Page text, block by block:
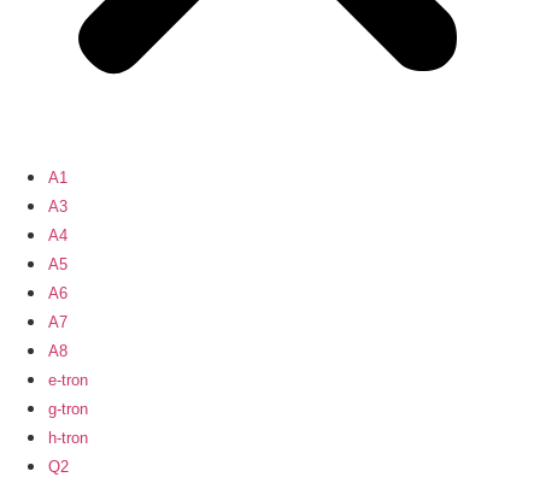
A1
A3
A4
A5
A6
A7
A8
e-tron
g-tron
h-tron
Q2